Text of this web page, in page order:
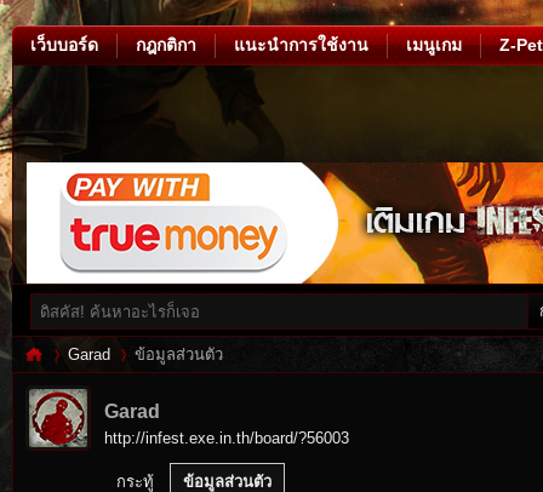
เว็บบอร์ด กฎกติกา แนะนำการใช้งาน เมนูเกม Z-Pet
Garad ข้อมูลส่วนตัว
Garad
http://infest.exe.in.th/board/?56003
กระทู้ ข้อมูลส่วนตัว